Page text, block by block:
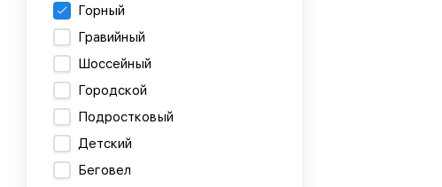
Горный
Гравийный
Шоссейный
Городской
Подростковый
Детский
Беговел